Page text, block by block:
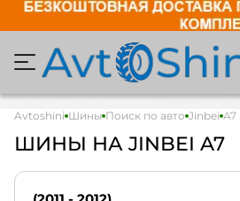
Avtoshini Шины Поиск по авто Jinbei A7
ШИНЫ НА JINBEI A7